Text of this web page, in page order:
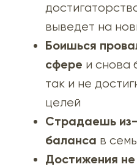
выведет на
Боишься
сфере и снова
так и не
целей
Страдаешь из-
баланса в
Достижения